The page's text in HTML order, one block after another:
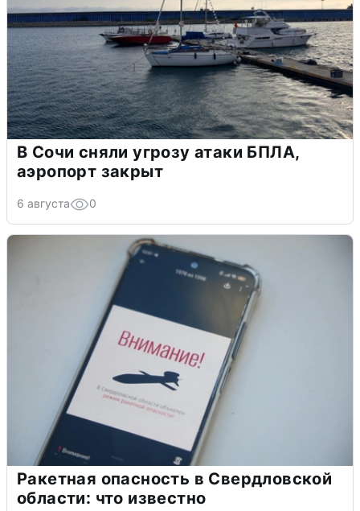
В Сочи сняли угрозу атаки БПЛА,
аэропорт закрыт
6 августа 0
Ракетная опасность в Свердловской
области: что известно